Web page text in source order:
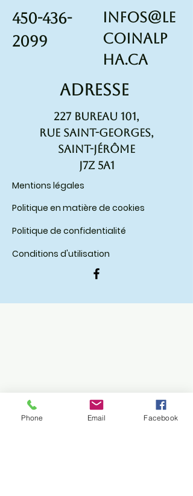
450-436-
2099
infos@le
coinalp
ha.ca
Adresse
227 Bureau 101,
rue Saint-Georges,
Saint-Jérôme
J7Z 5A1
Mentions légales
Politique en matière de cookies
Politique de confidentialité
Conditions d'utilisation
Phone Email Facebook